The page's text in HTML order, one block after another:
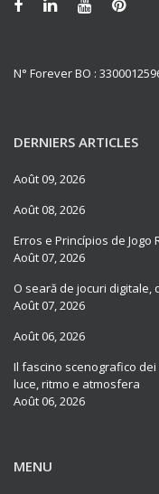
N° Forever BO :
DERNIERS ARTICLES
Août 09, 2026
Août 08, 2026
Erros e Princípios de Jogo
Août 07, 2026
O seară de jocuri digitale,
Août 07, 2026
Août 06, 2026
Il fascino scenografico
luce, ritmo e atmosfera
Août 06, 2026
MENU